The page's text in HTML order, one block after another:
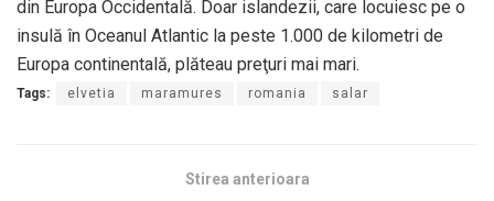
din Europa Occidentală. Doar islandezii, care locuiesc pe o
insulă în Oceanul Atlantic la peste 1.000 de kilometri de
Europa continentală, plăteau preţuri mai mari.
Tags: elvetia maramures romania salar
Stirea anterioara